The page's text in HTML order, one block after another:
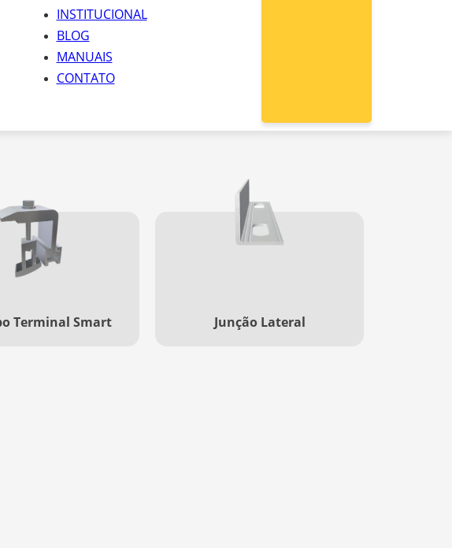
INSTITUCIONAL
BLOG
MANUAIS
CONTATO
Terminal Smart Junção Lateral